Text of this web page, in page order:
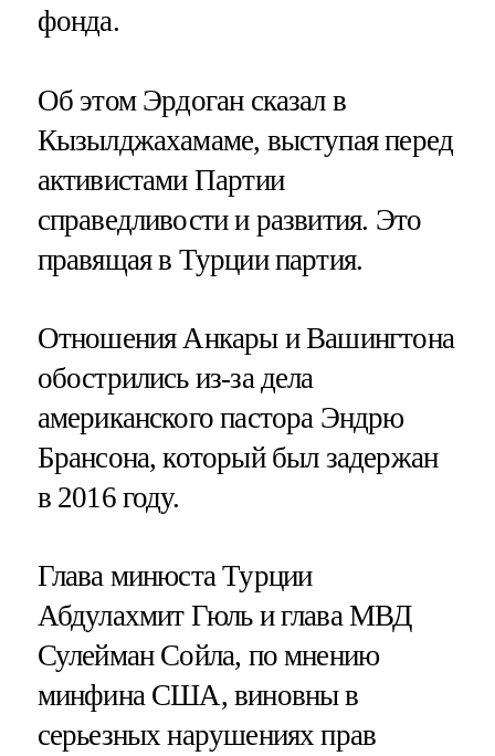
фонда.
Об этом Эрдоган сказал в
Кызылджахамаме, выступая перед
активистами Партии
справедливости и развития. Это
правящая в Турции партия.
Отношения Анкары и Вашингтона
обострились из-за дела
американского пастора Эндрю
Брансона, который был задержан
в 2016 году.
Глава минюста Турции
Абдулахмит Гюль и глава МВД
Сулейман Сойла, по мнению
минфина США, виновны в
серьезных нарушениях прав